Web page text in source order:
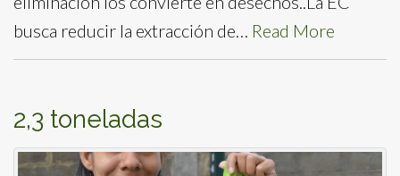
busca reducir la extracción de… Read More
2,3 toneladas